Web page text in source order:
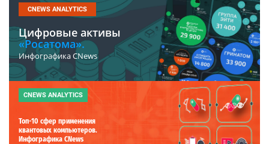
CNEWS ANALYTICS
Цифровые активы
«Росатома».
Инфографика CNews
CNEWS ANALYTICS
Топ-10 сфер применения
квантовых компьютеров.
Инфографика CNews